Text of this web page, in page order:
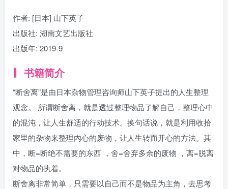
作者: [日本] 山下英子
出版社: 湖南文艺出版社
出版年: 2019-9
书籍简介
“断舍离”是由日本杂物管理咨询师山下英子提出的人生整理
观念。 所谓断舍离，就是透过整理物品了解自己，整理心中
的混沌，让人生舒适的行动技术。换句话说，就是利用收拾
家里的杂物来整理內心的废物，让人生转而开心的方法。其
中，断=断绝不需要的东西 ，舍=舍弃多余的废物 ，离=脱离
对物品的执着。
断舍离非常简单，只需要以自己而不是物品为主角，去思考